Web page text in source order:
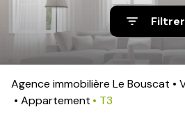
accueil
nos
biens
biens
vendus
Filtrer
Agence immobilière Le Bouscat
Appartement
T3